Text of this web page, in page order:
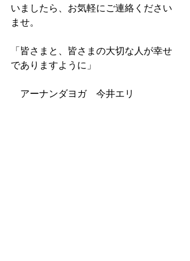
いましたら、お気軽にご連絡ください
ませ。
「皆さまと、皆さまの大切な人が幸せ
でありますように」
アーナンダヨガ　今井エリ